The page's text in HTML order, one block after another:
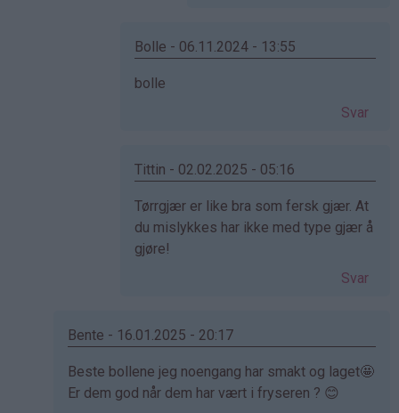
Bolle - 06.11.2024 - 13:55
Som
Cecilie
bekreftet)
bolle
Svar
Tittin - 02.02.2025 - 05:16
Som
svar
på
bekreftet)
Tørrgjær er like bra som fersk gjær. At
du mislykkes har ikke med type gjær å
gjøre!
Svar
Bente - 16.01.2025 - 20:17
Som
svar
Beste bollene jeg noengang har smakt og laget🤩
Er dem god når dem har vært i fryseren ? 😊